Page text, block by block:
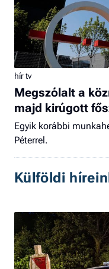
hír tv
Megszólalt a
majd kirúgott
Egyik korábbi
Péterrel.
Külföldi